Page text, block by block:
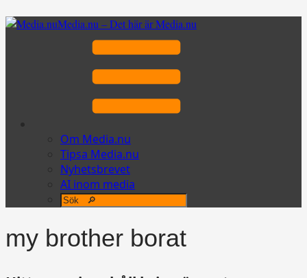
Media.nu – Det här är Media.nu
Om Media.nu
Tipsa Media.nu
Nyhetsbrevet
AI inom media
my brother borat